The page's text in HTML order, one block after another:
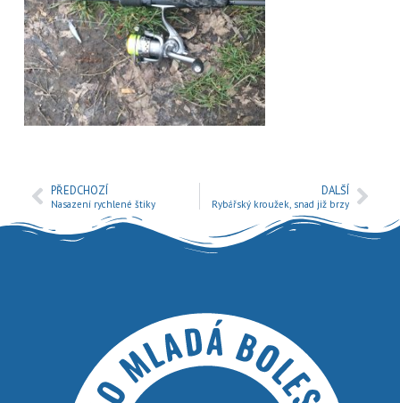
PŘEDCHOZÍ
Nasazení rychlené štiky
DALŠÍ
Rybářský kroužek, snad již brzy